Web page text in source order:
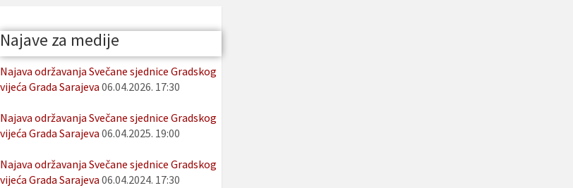
Najave za medije
Najava održavanja Svečane sjednice Gradskog
vijeća Grada Sarajeva 06.04.2026. 17:30
Najava održavanja Svečane sjednice Gradskog
vijeća Grada Sarajeva 06.04.2025. 19:00
Najava održavanja Svečane sjednice Gradskog
vijeća Grada Sarajeva 06.04.2024. 17:30